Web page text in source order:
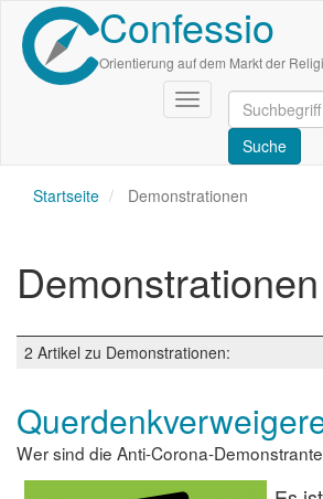
Direkt
zum
Inhalt
Confessio
Orientierung auf dem Markt der
Navigation
aktivieren/
Startseite Demonstrationen
Demonstrationen
2 Artikel zu Demonstrationen:
Wer sind die Anti-Corona-